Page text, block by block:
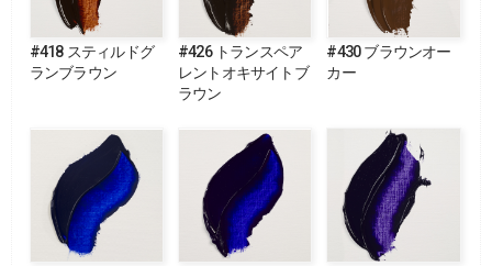
#418 スティルドグ
ランブラウン
#426 トランスペア
レントオキサイトブ
ラウン
#430 ブラウンオー
カー